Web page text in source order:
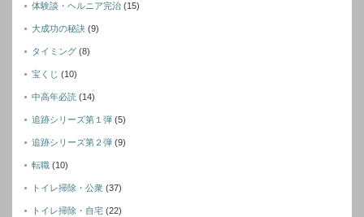
体験談・ヘルニア完治 (15)
大成功の秘訣 (9)
タイミング (8)
宝くじ (10)
中高年必読 (14)
追跡シリーズ第１弾 (5)
追跡シリーズ第２弾 (9)
転職 (10)
トイレ掃除・公衆 (37)
トイレ掃除・自宅 (22)